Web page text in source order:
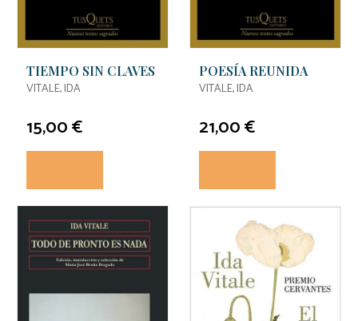
TIEMPO SIN CLAVES
VITALE, IDA
15,00 €
POESÍA REUNIDA
VITALE, IDA
21,00 €